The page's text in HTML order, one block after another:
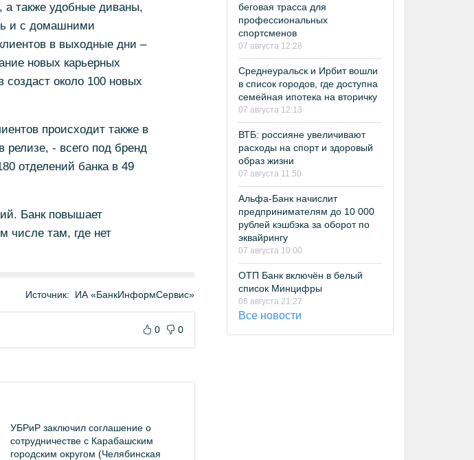
а также удобные диваны,
и с домашними
в выходные дни –
новых карьерных
около 100 новых
происходит также в
релизе, - всего под бренд
отделений банка в 49
Банк повышает
числе там, где нет
Источник: ИА «БанкИнформСервис»
0 0
УБРиР заключил соглашение о
сотрудничестве с Карабашским
городским округом (Челябинская
беговая трасса для
профессиональных
спортсменов
07 августа 12:28
Среднеуральск и Ирбит вошли
в список городов, где доступна
семейная ипотека на вторичку
07 августа 12:13
ВТБ: россияне увеличивают
расходы на спорт и здоровый
образ жизни
07 августа 11:50
Альфа-Банк начислит
предпринимателям до 10 000
рублей кэшбэка за оборот по
эквайрингу
07 августа 10:00
ОТП Банк включён в белый
список Минцифры
06 августа 21:27
Все новости